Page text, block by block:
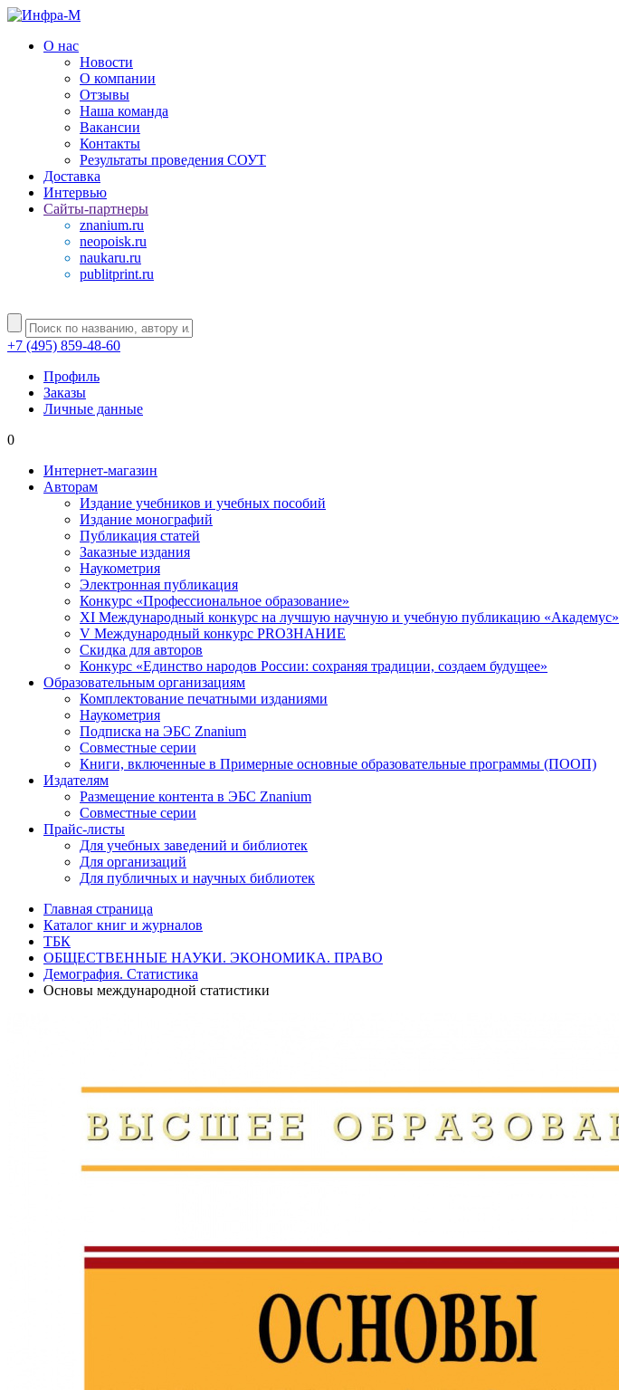
О нас
Новости
О компании
Отзывы
Наша команда
Вакансии
Контакты
Результаты проведения СОУТ
Доставка
Интервью
Сайты-партнеры
znanium.ru
neopoisk.ru
naukaru.ru
publitprint.ru
+7 (495) 859-48-60
Профиль
Заказы
Личные данные
0
Интернет-магазин
Авторам
Издание учебников и учебных пособий
Издание монографий
Публикация статей
Заказные издания
Наукометрия
Электронная публикация
Конкурс «Профессиональное образование»
XI Международный конкурс на лучшую научную и учебную публикацию «Академус»
V Международный конкурс PROЗНАНИЕ
Скидка для авторов
Конкурс «Единство народов России: сохраняя традиции, создаем будущее»
Образовательным организациям
Комплектование печатными изданиями
Наукометрия
Подписка на ЭБС Znanium
Совместные серии
Книги, включенные в Примерные основные образовательные программы (ПООП)
Издателям
Размещение контента в ЭБС Znanium
Совместные серии
Прайс-листы
Для учебных заведений и библиотек
Для организаций
Для публичных и научных библиотек
Главная страница
Каталог книг и журналов
ТБК
ОБЩЕСТВЕННЫЕ НАУКИ. ЭКОНОМИКА. ПРАВО
Демография. Статистика
Основы международной статистики